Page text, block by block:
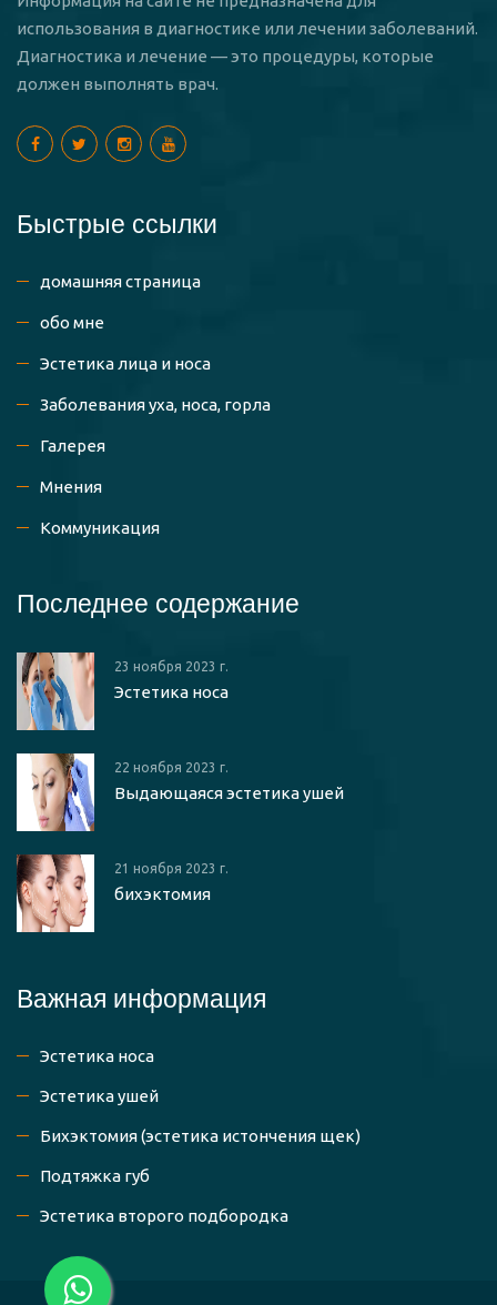
использования в диагностике или лечении заболеваний.
Диагностика и лечение — это процедуры, которые
должен выполнять врач.
Быстрые ссылки
домашняя страница
обо мне
Эстетика лица и носа
Заболевания уха, носа, горла
Галерея
Мнения
Коммуникация
Последнее содержание
23 ноября 2023 г.
Эстетика носа
22 ноября 2023 г.
Выдающаяся эстетика ушей
21 ноября 2023 г.
бихэктомия
Важная информация
Эстетика носа
Эстетика ушей
Бихэктомия (эстетика истончения щек)
Подтяжка губ
Эстетика второго подбородка